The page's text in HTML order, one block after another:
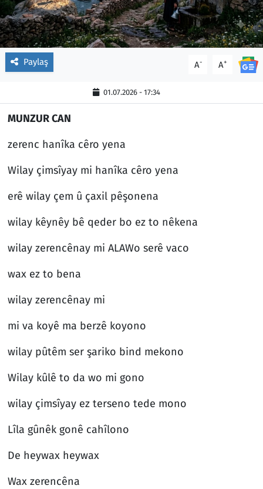
Paylaş A- A+
01.07.2026 - 17:34
MUNZUR CAN
zerenc hanîka cêro yena
Wilay çimsîyay mi hanîka cêro yena
erê wilay çem û çaxil pêşonena
wilay kêynêy bê qeder bo ez to nêkena
wilay zerencênay mi ALAWo serê vaco
wax ez to bena
wilay zerencênay mi
mi va koyê ma berzê koyono
wilay pûtêm ser şariko bind mekono
Wilay kûlê to da wo mi gono
wilay çimsîyay ez terseno tede mono
Lîla gûnêk gonê cahîlono
De heywax heywax
Wax zerencêna